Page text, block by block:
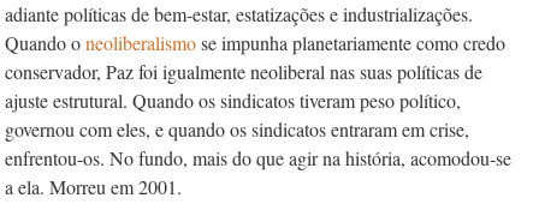
adiante políticas de bem-estar, estatizações e industrializações.
Quando oneoliberalismose impunha planetariamente como credo
conservador, Paz foi igualmente neoliberal nas suas políticas de
ajuste estrutural. Quando os sindicatos tiveram peso político,
governou com eles, e quando os sindicatos entraram em crise,
enfrentou-os. No fundo, mais do que agir na história, acomodou-se
a ela. Morreu em 2001.